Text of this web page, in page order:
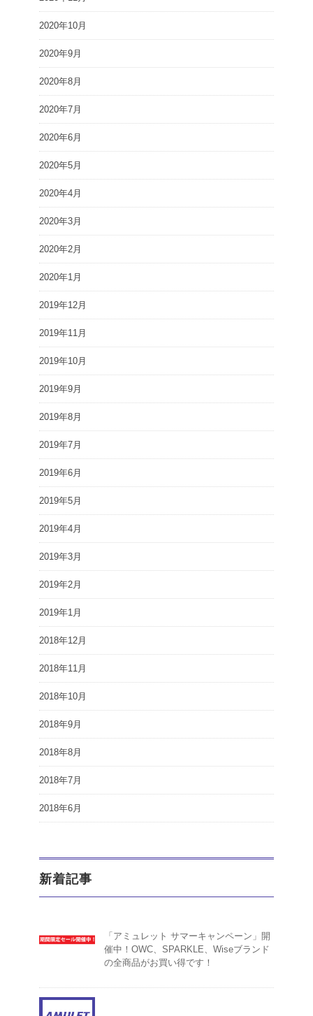
2020年10月
2020年9月
2020年8月
2020年7月
2020年6月
2020年5月
2020年4月
2020年3月
2020年2月
2020年1月
2019年12月
2019年11月
2019年10月
2019年9月
2019年8月
2019年7月
2019年6月
2019年5月
2019年4月
2019年3月
2019年2月
2019年1月
2018年12月
2018年11月
2018年10月
2018年9月
2018年8月
2018年7月
2018年6月
新着記事
「アミュレット サマーキャンペーン」開
催中！OWC、SPARKLE、Wiseブランド
の全商品がお買い得です！